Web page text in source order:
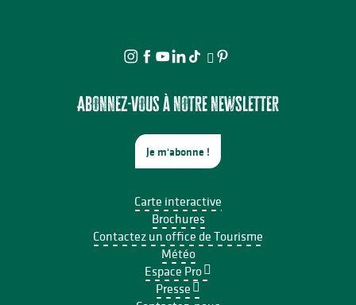
Abonnez-vous à notre newsletter
Je m'abonne !
Carte interactive
Brochures
Contactez un office de Tourisme
Météo
Espace Pro
Presse